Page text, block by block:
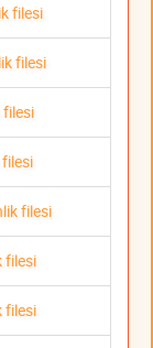
filesi
filesi
filesi
filesi
filesi
filesi